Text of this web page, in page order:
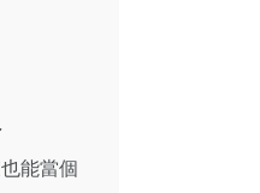
能當個